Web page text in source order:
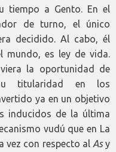
tiempo a Gento. En el
de turno, el único
decidido. Al cabo, él
mundo, es ley de vida.
la oportunidad de
titularidad en los
ya en un objetivo
inducidos de la última
vudú que en La
vez con respecto al Asy